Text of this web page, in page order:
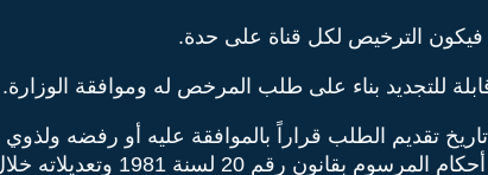
الترخيص لكل قناة على حدة.
للتجديد بناء على طلب المرخص له وموافقة الوزارة.
تقديم الطلب قراراً بالموافقة عليه أو رفضه ولذوي
ستين يوماً من إبلاغهم بالقرار أو من تاريخ المدة المشار إليها.